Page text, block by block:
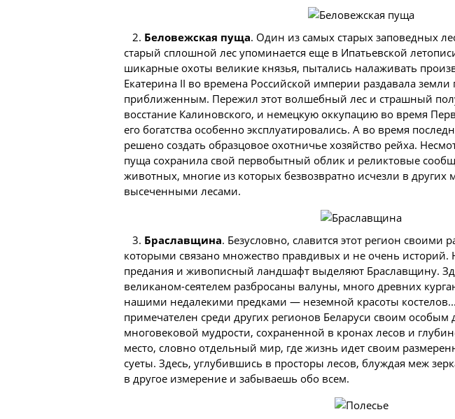
2. Беловежская пуща. Один из самых старых заповедных
старый сплошной лес упоминается еще в Ипатьевской
шикарные охоты великие князья, пытались налаживать
Екатерина II во времена Российской империи раздавала
приближенным. Пережил этот волшебный лес и страшный
восстание Калиновского, и немецкую оккупацию во время
его богатства особенно эксплуатировались. А во время
решено создать образцовое охотничье хозяйство рейха.
пуща сохранила свой первобытный облик и реликтовые
животных, многие из которых безвозвратно исчезли в других
высеченными лесами.
3. Браславщина. Безусловно, славится этот регион своими
которыми связано множество правдивых и не очень историй.
предания и живописный ландшафт выделяют Браславщину.
великаном-сеятелем разбросаны валуны, много древних
нашими недалекими предками — неземной красоты
примечателен среди других регионов Беларуси своим особым
многовековой мудрости, сохраненной в кронах лесов и
место, словно отдельный мир, где жизнь идет своим
суеты. Здесь, углубившись в просторы лесов, блуждая меж
в другое измерение и забываешь обо всем.